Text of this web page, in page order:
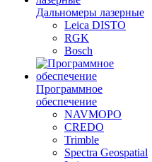
Дальномеры лазерные
Leica DISTO
RGK
Bosch
Программное
обеспечение
NAVMOPO
CREDO
Trimble
Spectra Geospatial